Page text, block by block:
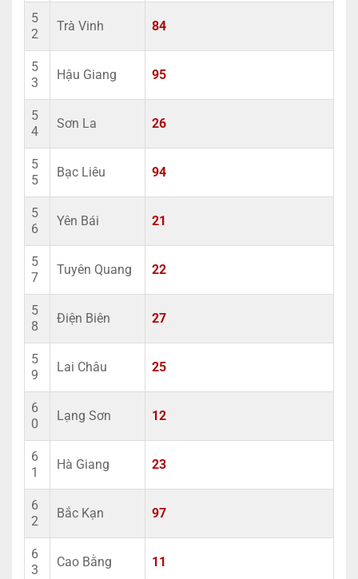
5
2
Trà Vinh 84
5
3
Hậu Giang 95
5
4
Sơn La 26
5
5
Bạc Liêu 94
5
6
Yên Bái 21
5
7
Tuyên Quang 22
5
8
Điện Biên 27
5
9
Lai Châu 25
6
0
Lạng Sơn 12
6
1
Hà Giang 23
6
2
Bắc Kạn 97
6
3
Cao Bằng 11